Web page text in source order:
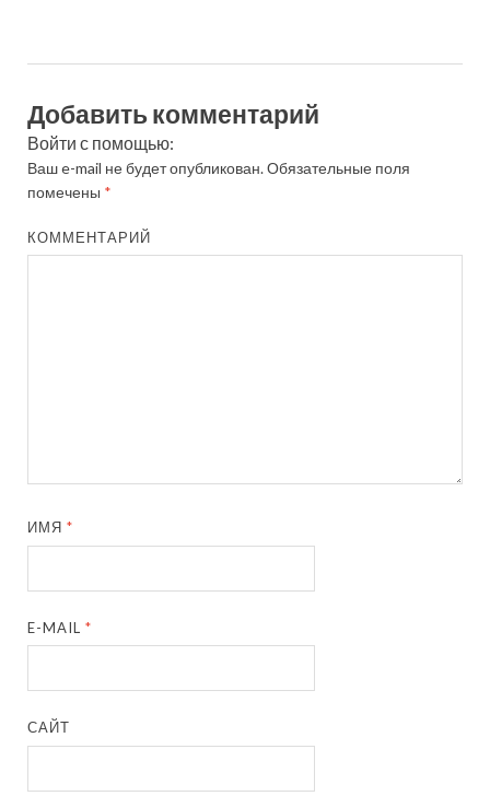
Добавить комментарий
Войти с помощью:
Ваш e-mail не будет опубликован.Обязательные поля
помечены *
КОММЕНТАРИЙ
ИМЯ*
E-MAIL*
САЙТ